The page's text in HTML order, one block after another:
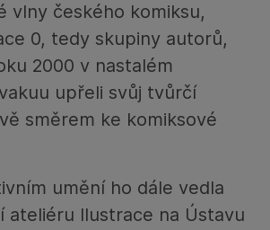
vlny českého komiksu,
0, tedy skupiny autorů,
2000 v nastalém
upřeli svůj tvůrčí
směrem ke komiksové
umění ho dále vedla
ateliéru Ilustrace na Ústavu